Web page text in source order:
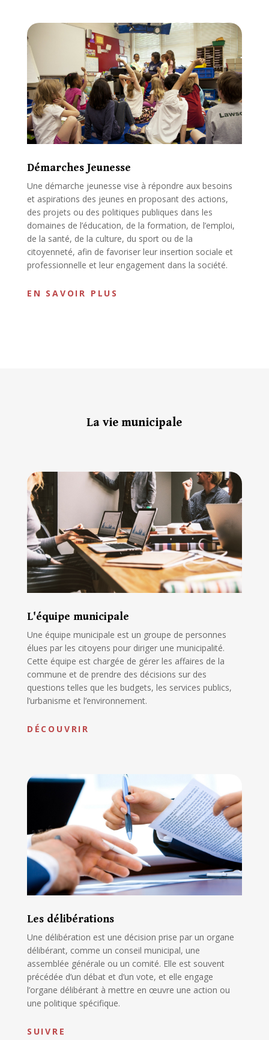
Démarches Jeunesse
Une démarche jeunesse vise à répondre aux besoins
et aspirations des jeunes en proposant des actions,
des projets ou des politiques publiques dans les
domaines de l’éducation, de la formation, de l’emploi,
de la santé, de la culture, du sport ou de la
citoyenneté, afin de favoriser leur insertion sociale et
professionnelle et leur engagement dans la société.
EN SAVOIR PLUS
La vie municipale
L'équipe municipale
Une équipe municipale est un groupe de personnes
élues par les citoyens pour diriger une municipalité.
Cette équipe est chargée de gérer les affaires de la
commune et de prendre des décisions sur des
questions telles que les budgets, les services publics,
l’urbanisme et l’environnement.
DÉCOUVRIR
Les délibérations
Une délibération est une décision prise par un organe
délibérant, comme un conseil municipal, une
assemblée générale ou un comité. Elle est souvent
précédée d’un débat et d’un vote, et elle engage
l’organe délibérant à mettre en œuvre une action ou
une politique spécifique.
SUIVRE